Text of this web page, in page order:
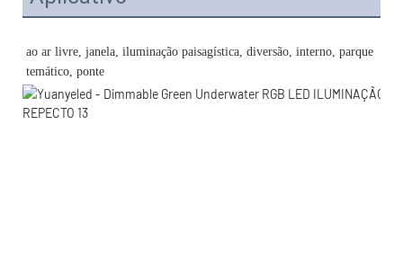
ao ar livre, janela, iluminação paisagística, diversão, interno, parque